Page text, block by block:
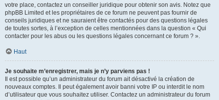
votre place, contactez un conseiller juridique pour obtenir son avis. Notez que
phpBB Limited et les propriétaires de ce forum ne peuvent pas fournir de
conseils juridiques et ne sauraient être contactés pour des questions légales
de toutes sortes, à l’exception de celles mentionnées dans la question « Qui
contacter pour les abus ou les questions légales concernant ce forum ? ».
Haut
Je souhaite m’enregistrer, mais je n’y parviens pas !
Il est possible qu’un administrateur du forum ait désactivé la création de
nouveaux comptes. Il peut également avoir banni votre IP ou interdit le nom
d’utilisateur que vous souhaitez utiliser. Contactez un administrateur du forum